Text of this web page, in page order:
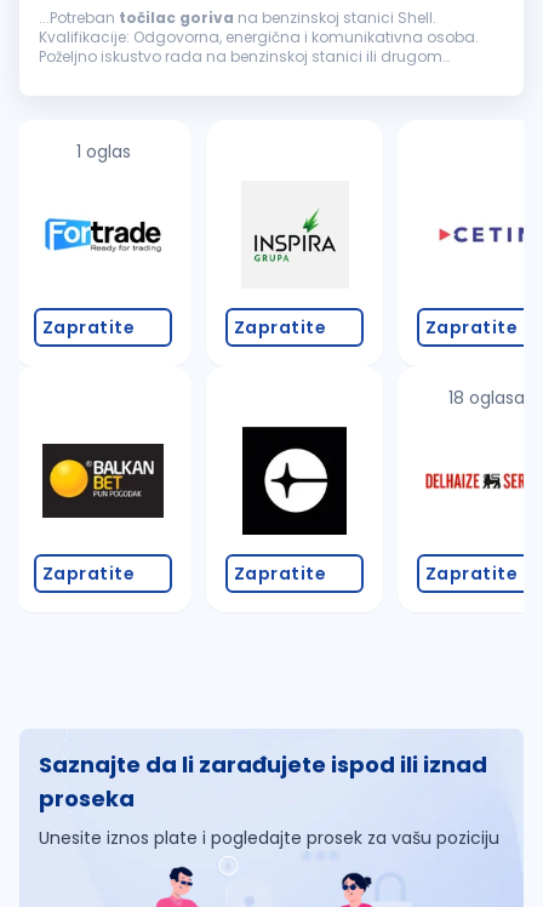
...Potreban točilac goriva na benzinskoj stanici Shell.
Kvalifikacije: Odgovorna, energična i komunikativna osoba.
Poželjno iskustvo rada na benzinskoj stanici ili drugom
napredovanja, rad...
1 oglas
Zapratite
Zapratite
Zapratite
Zapratite
Zapratite
18 oglasa
Zapratite
Saznajte da li zarađujete ispod ili iznad
proseka
Unesite iznos plate i pogledajte prosek za vašu poziciju